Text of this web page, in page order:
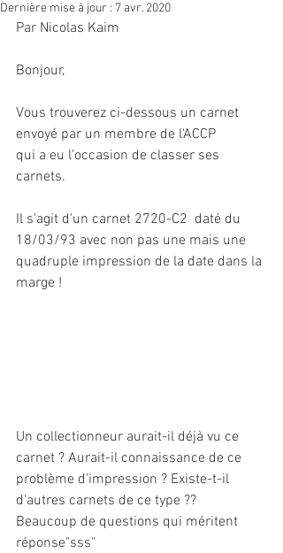
Dernière mise à jour : 7 avr. 2020
Par Nicolas Kaim
Bonjour,
Vous trouverez ci-dessous un carnet
envoyé par un membre de l'ACCP
qui a eu l'occasion de classer ses
carnets.
Il s'agit d'un carnet 2720-C2  daté du
18/03/93 avec non pas une mais une
quadruple impression de la date dans la
marge !
Un collectionneur aurait-il déjà vu ce
carnet ? Aurait-il connaissance de ce
problème d'impression ? Existe-t-il
d'autres carnets de ce type ??
Beaucoup de questions qui méritent
réponse"sss"